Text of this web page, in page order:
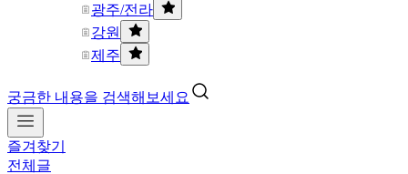
광주/전라
강원
제주
궁금한 내용을 검색해보세요
즐겨찾기
전체글